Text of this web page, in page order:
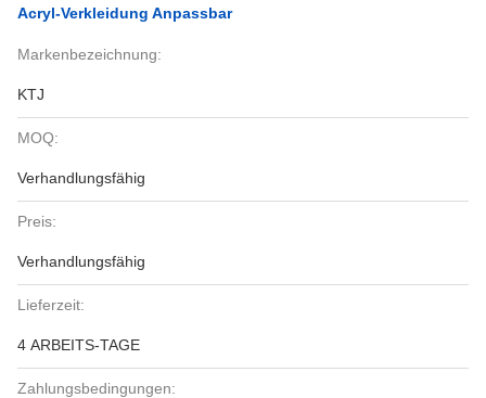
Acryl-Verkleidung Anpassbar
Markenbezeichnung:
KTJ
MOQ:
Verhandlungsfähig
Preis:
Verhandlungsfähig
Lieferzeit:
4 ARBEITS-TAGE
Zahlungsbedingungen: